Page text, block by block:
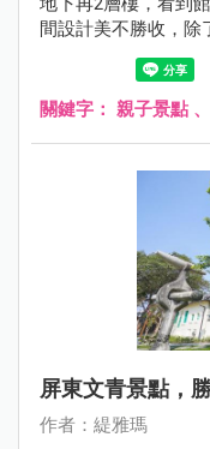
間設計美不勝收，除
線消毒書本機(喜歡
廂討論室、幼童五感
令人期待！
關鍵字： 親子景點 、
屏東文青景點，
作者：緹雅瑪